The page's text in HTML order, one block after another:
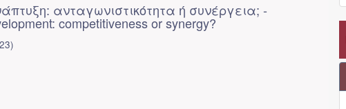
ανταγωνιστικότητα ή συνέργεια; -
competitiveness or synergy?
)